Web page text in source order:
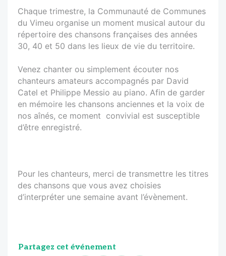
Chaque trimestre, la Communauté de Communes
du Vimeu organise un moment musical autour du
répertoire des chansons françaises des années
30, 40 et 50 dans les lieux de vie du territoire.
Venez chanter ou simplement écouter nos
chanteurs amateurs accompagnés par David
Catel et Philippe Messio au piano. Afin de garder
en mémoire les chansons anciennes et la voix de
nos aînés, ce moment convivial est susceptible
d’être enregistré.
Pour les chanteurs, merci de transmettre les titres
des chansons que vous avez choisies
d’interpréter une semaine avant l’évènement.
Partagez cet événement